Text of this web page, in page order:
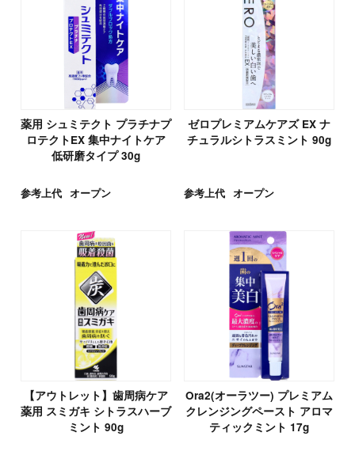
薬用 シュミテクト プラチナプ
ロテクトEX 集中ナイトケア
低研磨タイプ 30g
参考上代 オープン
ゼロプレミアムケアズ EX ナ
チュラルシトラスミント 90g
参考上代 オープン
【アウトレット】歯周病ケア
薬用 スミガキ シトラスハーブ
ミント 90g
Ora2(オーラツー) プレミアム
クレンジングペースト アロマ
ティックミント 17g